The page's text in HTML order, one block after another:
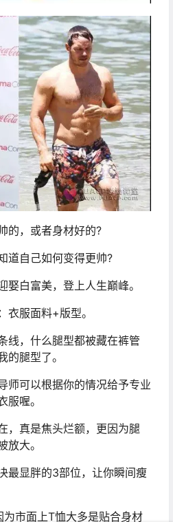
，或者身材好的?
自己如何变得更帅?
白富美，登上人生巅峰。
服面料+版型。
，什么腿型都被藏在裤管
的腿型了。
可以根据你的情况给予专业
服喔。
真是焦头烂额，更因为腿
大。
显胖的3部位，让你瞬间瘦
市面上T恤大多是贴合身材